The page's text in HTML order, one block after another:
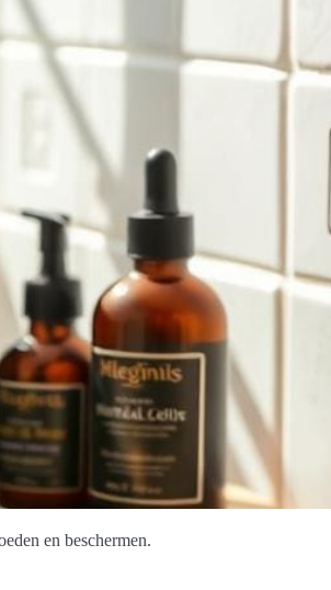
en beschermen.